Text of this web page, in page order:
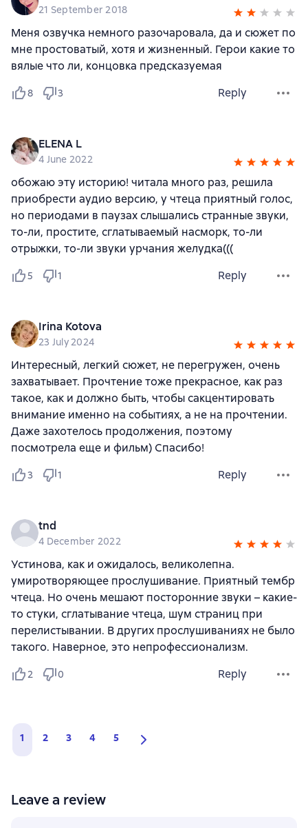
21 September 2018
Меня озвучка немного разочаровала, да и сюжет по
мне простоватый, хотя и жизненный. Герои какие то
вялые что ли, концовка предсказуемая
8 3 Reply
ELENA L
4 June 2022
обожаю эту историю! читала много раз, решила
приобрести аудио версию, у чтеца приятный голос,
но периодами в паузах слышались странные звуки,
то-ли, простите, сглатываемый насморк, то-ли
отрыжки, то-ли звуки урчания желудка(((
5 1 Reply
Irina Kotova
23 July 2024
Интересный, легкий сюжет, не перегружен, очень
захватывает. Прочтение тоже прекрасное, как раз
такое, как и должно быть, чтобы сакцентировать
внимание именно на событиях, а не на прочтении.
Даже захотелось продолжения, поэтому
посмотрела еще и фильм) Спасибо!
3 1 Reply
tnd
4 December 2022
Устинова, как и ожидалось, великолепна.
умиротворяющее прослушивание. Приятный тембр
чтеца. Но очень мешают посторонние звуки – какие-
то стуки, сглатывание чтеца, шум страниц при
перелистывании. В других прослушиваниях не было
такого. Наверное, это непрофессионализм.
2 0 Reply
1 2 3 4 5
Leave a review